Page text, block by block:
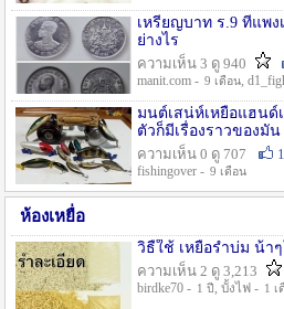
เหรียญบาท ร.9 ที่แพ
ย่างไร
ความเห็น 3 ดู 940
manit.com - 9 เดือน,
มนต์เสน่ห์เหยื่อแฮนด์
ตัวก็มีเรื่องราวของมัน
ความเห็น 0 ดู 707
1
fishingover - 9 เดือน
ห้องเหยื่อ
วิธืใช้ เหยื่อรำบ่ม น้าๆ
ความเห็น 2 ดู 3,213
birdke70 - 1 ปี , บั้งไฟ - 1 เ